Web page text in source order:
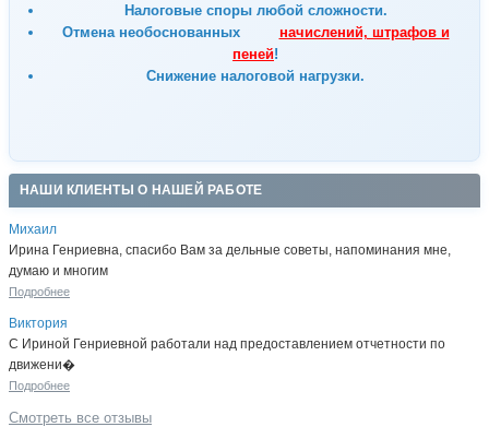
Налоговые споры любой сложности.
Отмена необоснованных начислений, штрафов и
пеней!
Снижение налоговой нагрузки.
НАШИ КЛИЕНТЫ О НАШЕЙ РАБОТЕ
Михаил
Ирина Генриевна, спасибо Вам за дельные советы, напоминания мне,
думаю и многим
Подробнее
Виктория
С Ириной Генриевной работали над предоставлением отчетности по
движени�
Подробнее
Смотреть все отзывы